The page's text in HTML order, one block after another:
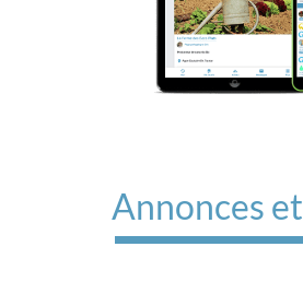
Annonces